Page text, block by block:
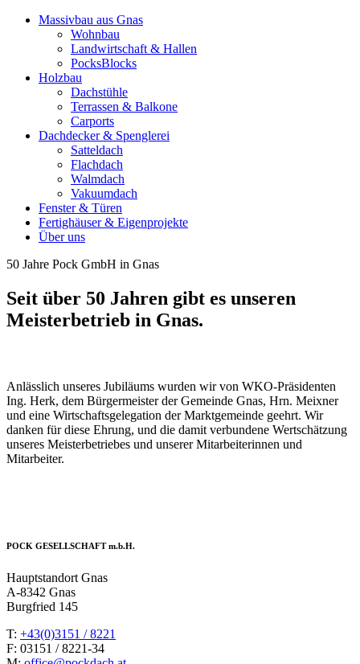
Massivbau aus Gnas
Wohnbau
Landwirtschaft & Hallen
PocksBlocks
Holzbau
Dachstühle
Terrassen & Balkone
Carports
Dachdecker & Spenglerei
Satteldach
Flachdach
Walmdach
Vakuumdach
Fenster & Türen
Fertighäuser & Eigenprojekte
Über uns
50 Jahre Pock GmbH in Gnas
Seit über 50 Jahren gibt es unseren
Meisterbetrieb in Gnas.
Anlässlich unseres Jubiläums wurden wir von WKO-Präsidenten
Ing. Herk, dem Bürgermeister der Gemeinde Gnas, Hrn. Meixner
und eine Wirtschaftsgelegation der Marktgemeinde geehrt. Wir
danken für diese Ehrung, und die damit verbundene Wertschätzung
unseres Meisterbetriebes und unserer Mitarbeiterinnen und
Mitarbeiter.
POCK GESELLSCHAFT m.b.H.
Hauptstandort Gnas
A-8342 Gnas
Burgfried 145
T: +43(0)3151 / 8221
F: 03151 / 8221-34